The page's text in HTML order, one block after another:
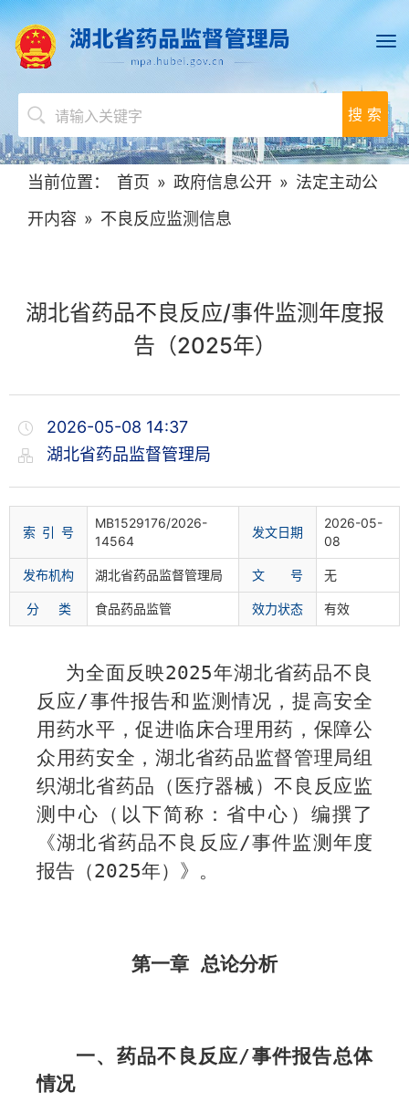
搜 索
当前位置： 首页 » 政府信息公开 » 法定主动公
开内容 » 不良反应监测信息
湖北省药品不良反应/事件监测年度报
告（2025年）
2026-05-08 14:37
湖北省药品监督管理局
索 引 号
MB1529176/2026-
14564
发文日期
2026-05-
08
发布机构 湖北省药品监督管理局 文 号 无
分 类 食品药品监管 效力状态 有效
为全面反映2025年湖北省药品不良
反应/事件报告和监测情况，提高安全
用药水平，促进临床合理用药，保障公
众用药安全，湖北省药品监督管理局组
织湖北省药品（医疗器械）不良反应监
测中心（以下简称：省中心）编撰了
《湖北省药品不良反应/事件监测年度
报告（2025年）》。
第一章 总论分析
一、药品不良反应/事件报告总体
情况